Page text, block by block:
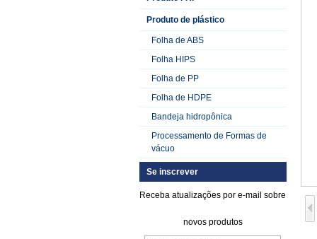
Produto de plástico
Folha de ABS
Folha HIPS
Folha de PP
Folha de HDPE
Bandeja hidropônica
Processamento de Formas de
vácuo
Se inscrever
Receba atualizações por e-mail sobre
novos produtos